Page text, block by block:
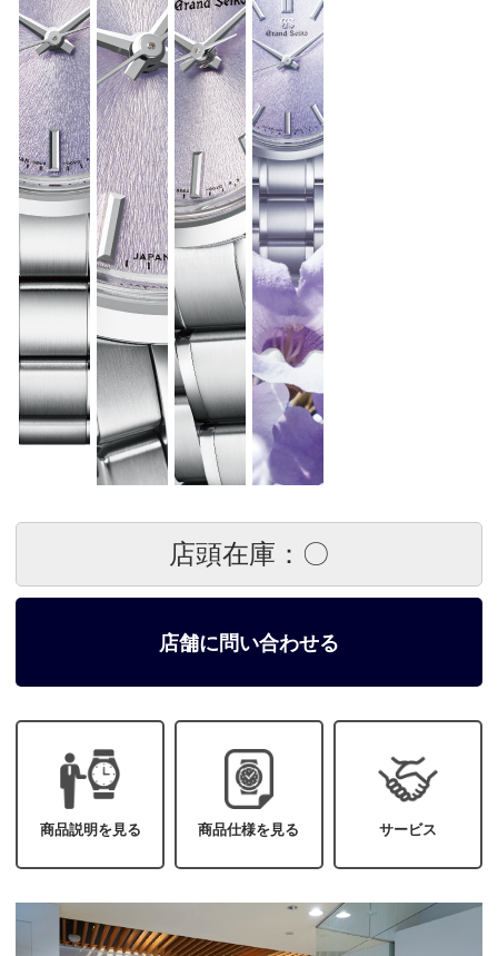
店頭在庫：〇
店舗に問い合わせる
商品説明を見る 商品仕様を見る サービス